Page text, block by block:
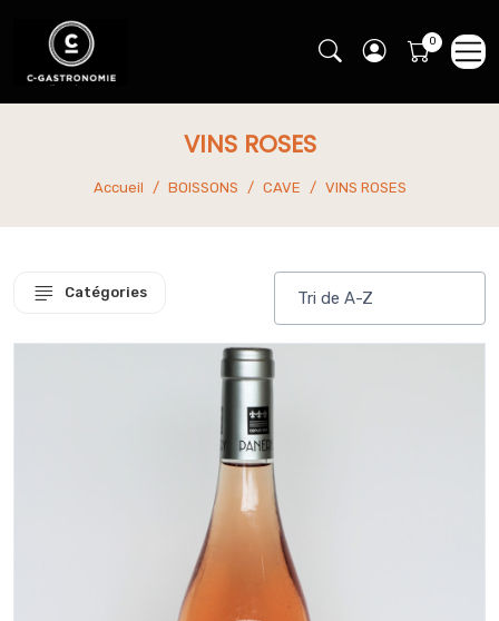
VINS ROSES
Accueil BOISSONS CAVE VINS ROSES
Catégories